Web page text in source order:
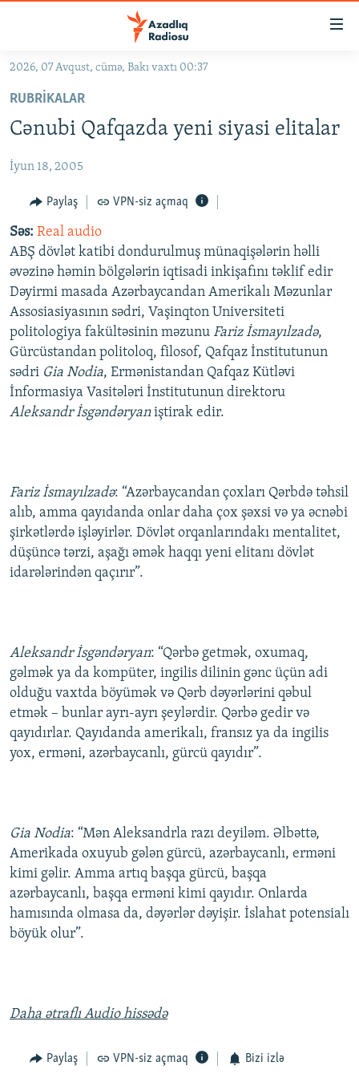
Əsas
qayıt
Əsas
qayıt
#İZAHLA
KORRUPSIOMETR
#ƏSLINDƏ
FƏRQƏ BAX
QANUNI DOĞRU
ARAŞDIRMA
MULTIMEDIA
VIDEO
FOTOQALEREYA
İNFOQRAFIKA
KARIKATURA
RADIO ARXIV
OXU ZALI
AZƏRBAYCAN ƏDƏBIYYATI KITABXANASI
İSLAM VƏ DEMOKRATIYA
HAQQIMIZDA
MISSIYAMIZ
PEŞƏ ETIKASI VƏ JURNALISTIKA STANDARTLARIMIZ
BIZIMLƏ ƏLAQƏ
XƏBƏR BÜLLETENLƏRIMIZ
BIZI IZLƏ
2026, 07 Avqust, cümə, Bakı vaxtı 00:37
RUBRIKALAR
Cənubi Qafqazda yeni siyasi elitalar
İyun 18, 2005
Paylaş VPN-siz açmaq
Səs: Real audio
ABŞ dövlət katibi dondurulmuş münaqişələrin həlli
əvəzinə həmin bölgələrin iqtisadi inkişafını təklif edir
Dəyirmi masada Azərbaycandan Amerikalı Məzunlar
Assosiasiyasının sədri, Vaşinqton Universiteti
politologiya fakültəsinin məzunu Fariz İsmayılzadə,
Gürcüstandan politoloq, filosof, Qafqaz İnstitutunun
sədri Gia Nodia, Ermənistandan Qafqaz Kütləvi
İnformasiya Vasitələri İnstitutunun direktoru
Aleksandr İsgəndəryaniştirak edir.
Fariz İsmayılzadə: “Azərbaycandan çoxları Qərbdə təhsil
alıb, amma qayıdanda onlar daha çox şəxsi və ya əcnəbi
şirkətlərdə işləyirlər. Dövlət orqanlarındakı mentalitet,
düşüncə tərzi, aşağı əmək haqqı yeni elitanı dövlət
idarələrindən qaçırır”.
Aleksandr İsgəndəryan: “Qərbə getmək, oxumaq,
gəlmək ya da kompüter, ingilis dilinin gənc üçün adi
olduğu vaxtda böyümək və Qərb dəyərlərini qəbul
etmək – bunlar ayrı-ayrı şeylərdir. Qərbə gedir və
qayıdırlar. Qayıdanda amerikalı, fransız ya da ingilis
yox, erməni, azərbaycanlı, gürcü qayıdır”.
Gia Nodia: “Mən Aleksandrla razı deyiləm. Əlbəttə,
Amerikada oxuyub gələn gürcü, azərbaycanlı, erməni
kimi gəlir. Amma artıq başqa gürcü, başqa
azərbaycanlı, başqa erməni kimi qayıdır. Onlarda
hamısında olmasa da, dəyərlər dəyişir. İslahat potensialı
böyük olur”.
Daha ətraflı Audio hissədə
Paylaş VPN-siz açmaq Bizi izlə